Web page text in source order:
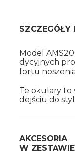
SZCZEGÓŁY
Model
dy­cyj­nych
for­tu
Te oku­la­ry to
dej­ściu do
AK­CE­SO­RIA
W ZE­STA­WIE